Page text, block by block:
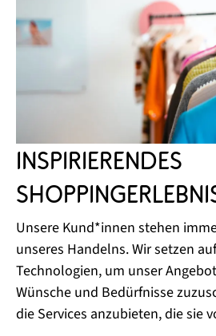
Inspirierendes
Unsere Kund*innen stehen
unseres Handelns. Wir setzen
Technologien, um unser
Wünsche und Bedürfnisse
die Services anzubieten, die sie